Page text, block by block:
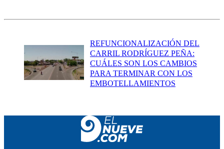
REFUNCIONALIZACIÓN DEL
CARRIL RODRÍGUEZ PEÑA:
CUÁLES SON LOS CAMBIOS
PARA TERMINAR CON LOS
EMBOTELLAMIENTOS